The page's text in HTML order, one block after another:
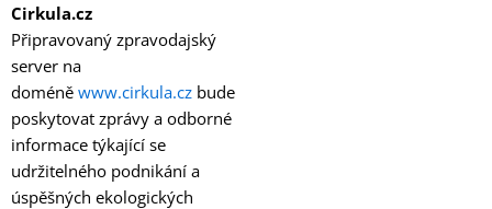
Cirkula.cz
Připravovaný zpravodajský
server na
doméně www.cirkula.cz bude
poskytovat zprávy a odborné
informace týkající se
udržitelného podnikání a
úspěšných ekologických